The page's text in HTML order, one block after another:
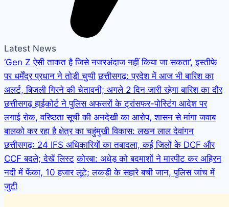
Latest News
‘Gen Z ऐसी ताकत है जिसे नजरअंदाज नहीं किया जा सकता’, इस्तीफे
पर धर्मेंद्र प्रधान ने तोड़ी चुप्पी छत्तीसगढ़: प्रदेश में आज भी बारिश का
अलर्ट, बिजली गिरने की चेतावनी; अगले 2 दिन जारी रहेगा बारिश का दौर
छत्तीसगढ़ हाईकोर्ट ने पुलिस अफसरों के ट्रांसफर-पोस्टिंग आदेश पर
लगाई रोक, वरिष्ठता सूची की अनदेखी का आरोप, शासन से मांगा जवाब
बालको कर रहा है क्षेत्र का चहुंमुखी विकास: लखन लाल देवांगन
छत्तीसगढ़: 24 IFS अधिकारियों का तबादला, कई जिलों के DCF और
CCF बदले; देखें लिस्ट कोरबा: अधेड़ को बदमाशों ने मारपीट कर अहिरन
नदी में फेंका, 10 हजार लूटे; लकड़ी के सहारे बची जान, पुलिस जांच में
जुटी